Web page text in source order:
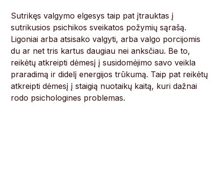
Sutrikęs valgymo elgesys taip pat įtrauktas į
sutrikusios psichikos sveikatos požymių sąrašą.
Ligoniai arba atsisako valgyti, arba valgo porcijomis
du ar net tris kartus daugiau nei anksčiau. Be to,
reikėtų atkreipti dėmesį į susidomėjimo savo veikla
praradimą ir didelį energijos trūkumą. Taip pat reikėtų
atkreipti dėmesį į staigią nuotaikų kaitą, kuri dažnai
rodo psichologines problemas.